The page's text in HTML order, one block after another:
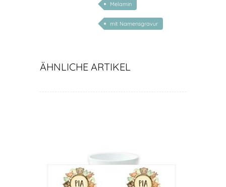
Melamin
mit Namensgravur
ÄHNLICHE ARTIKEL